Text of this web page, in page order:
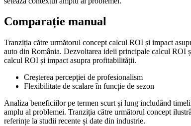
Comparație manual
Tranziția către următorul concept calcul ROI și impact
auto din România. Dezvoltarea ideii principale calcul ROI
calcul ROI și impact asupra profitabilității.
Creșterea percepției de profesionalism
Flexibilitate de scalare în funcție de sezon
Analiza beneficiilor pe termen scurt și lung includând
amplu al problemei. Tranziția către următorul concept
referințe la studii recente și date din industrie.